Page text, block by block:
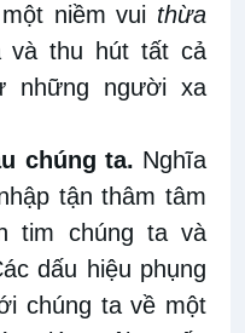
niềm vui thừa
và thu hút tất cả
những người xa
chúng ta. Nghĩa
tận thâm tâm
tim chúng ta và
dấu hiệu phụng
chúng ta về một